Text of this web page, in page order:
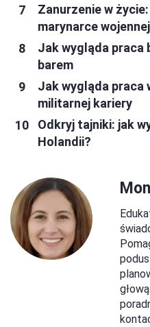
Zanurzenie w
marynarce
Jak wygląda praca
barem
Jak wygląda praca
militarnej kariery
Odkryj tajniki: jak
Holandii?